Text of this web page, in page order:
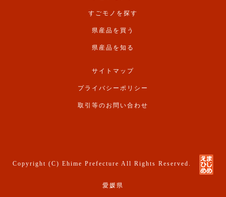
すごモノを探す
県産品を買う
県産品を知る
サイトマップ
プライバシーポリシー
取引等のお問い合わせ
Copyright (C) Ehime Prefecture All Rights Reserved.
愛媛県